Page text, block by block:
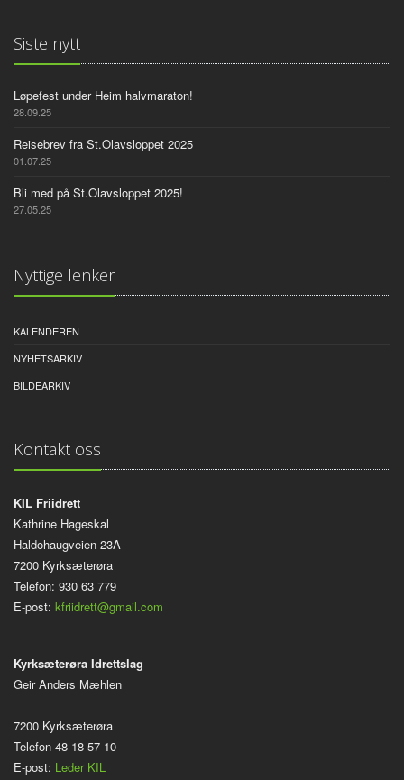
Siste nytt
Løpefest under Heim halvmaraton!
28.09.25
Reisebrev fra St.Olavsloppet 2025
01.07.25
Bli med på St.Olavsloppet 2025!
27.05.25
Nyttige lenker
KALENDEREN
NYHETSARKIV
BILDEARKIV
Kontakt oss
KIL Friidrett
Kathrine Hageskal
Haldohaugveien 23A
7200 Kyrksæterøra
Telefon: 930 63 779
E-post: kfriidrett@gmail.com
Kyrksæterøra Idrettslag
Geir Anders Mæhlen
7200 Kyrksæterøra
Telefon 48 18 57 10
E-post: Leder KIL